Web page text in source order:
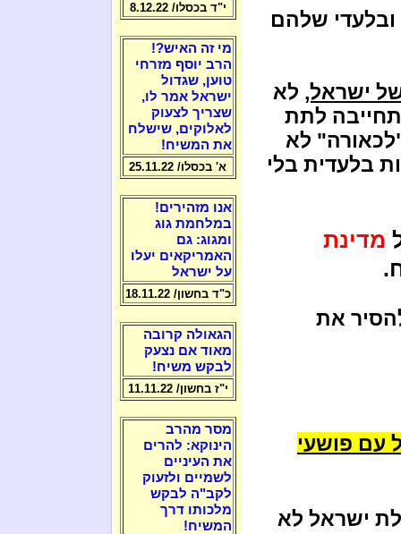
שלהם
ישראל, לא
לתת
לא
בלעדית בלי
מדינת
את
פושעי
ישראל לא
י"ד בכסלו/ 8.12.22
מי זה האיש?!
הרב יוסף מזרחי
טוען, שגדול
ישראל אמר לו,
שצריך לצעוק
לאלוקים, שישלח
את המשיח!
א' בכסלו/ 25.11.22
אנו מזהירים!
במלחמת גוג
ומגוג: גם
האמריקאים יעלו
על ישראל
כ"ד בחשון/ 18.11.22
הגאולה קרובה
מאוד אם נצעק
לבקש משיח!
י"ז בחשון/ 11.11.22
מסר מהרב
הינוקא: להרים
את העיניים
לשמיים ולזעוק
לקב"ה לבקש
מלכותו דרך
המשיח!